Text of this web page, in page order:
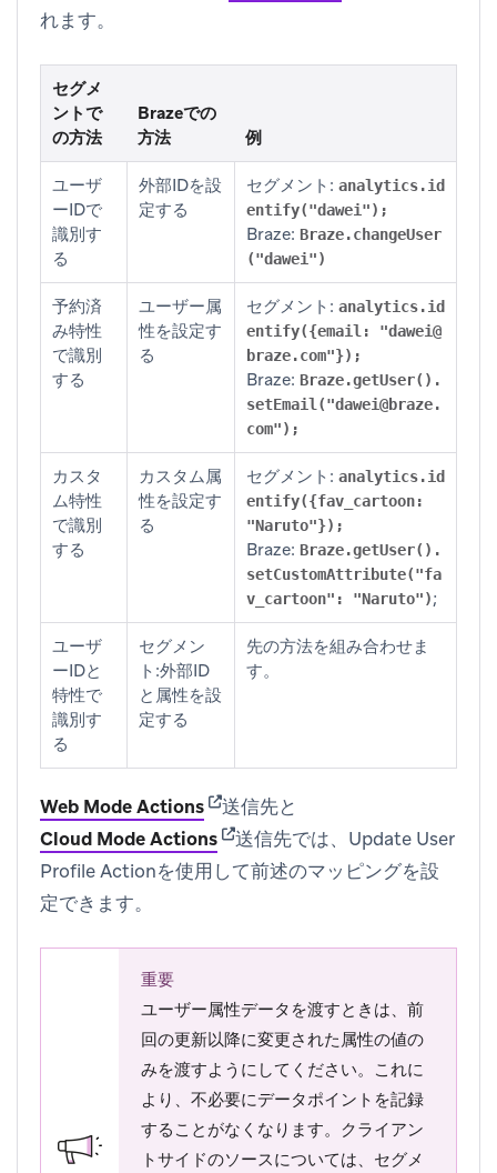
れます。
セグメ
ントで
の方法
Brazeでの
方法
例
ユーザ
ーIDで
識別す
る
外部IDを設
定する
セグメント: analytics.id
entify("dawei");
Braze: Braze.changeUser
("dawei")
予約済
み特性
で識別
する
ユーザー属
性を設定す
る
セグメント: analytics.id
entify({email: "dawei@
braze.com"});
Braze: Braze.getUser().
setEmail("dawei@braze.
com");
カスタ
ム特性
で識別
する
カスタム属
性を設定す
る
セグメント: analytics.id
entify({fav_cartoon:
"Naruto"});
Braze: Braze.getUser().
setCustomAttribute("fa
v_cartoon": "Naruto");
ユーザ
ーIDと
特性で
識別す
る
セグメン
ト:外部ID
と属性を設
定する
先の方法を組み合わせま
す。
Web Mode Actions(opens in new tab)
送信先と
Cloud Mode Actions(opens in new tab)
送信先では、Update User
Profile Actionを使用して前述のマッピングを設
定できます。
重要
ユーザー属性データを渡すときは、前
回の更新以降に変更された属性の値の
みを渡すようにしてください。これに
より、不必要にデータポイントを記録
することがなくなります。クライアン
トサイドのソースについては、セグメ